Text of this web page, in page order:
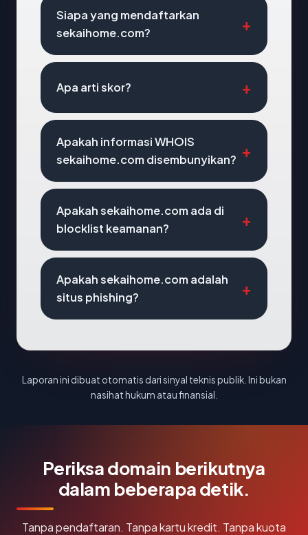
Siapa yang mendaftarkan
sekaihome.com?
Apa arti skor?
Apakah informasi WHOIS
sekaihome.com disembunyikan?
Apakah sekaihome.com ada di
blocklist keamanan?
Apakah sekaihome.com adalah
situs phishing?
Laporan ini dibuat otomatis dari sinyal teknis publik. Ini bukan
nasihat hukum atau finansial.
Periksa domain berikutnya
dalam beberapa detik.
Tanpa pendaftaran. Tanpa kartu kredit. Tanpa kuota